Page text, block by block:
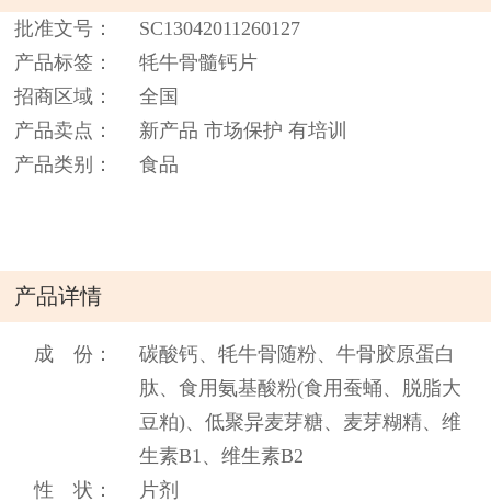
批准文号：
SC13042011260127
产品标签：
牦牛骨髓钙片
招商区域：
全国
产品卖点：
新产品 市场保护 有培训
产品类别：
食品
产品详情
成 份：
碳酸钙、牦牛骨随粉、牛骨胶原蛋白
肽、食用氨基酸粉(食用蚕蛹、脱脂大
豆粕)、低聚异麦芽糖、麦芽糊精、维
生素B1、维生素B2
性 状：
片剂